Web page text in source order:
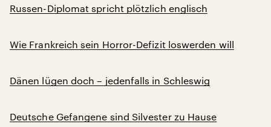
Russen-Diplomat spricht plötzlich englisch
Wie Frankreich sein Horror-Defizit loswerden will
Dänen lügen doch – jedenfalls in Schleswig
Deutsche Gefangene sind Silvester zu Hause